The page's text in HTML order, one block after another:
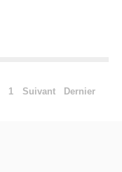
1 Suivant Dernier